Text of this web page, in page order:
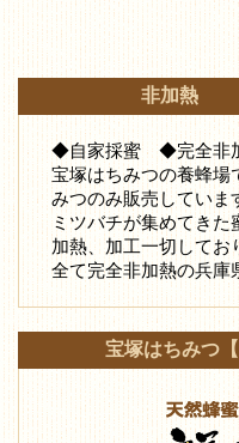
非加熱
◆自家採蜜 ◆完全非
宝塚はちみつの養蜂場
みつのみ販売していま
ミツバチが集めてきた
加熱、加工一切してお
全て完全非加熱の兵庫
宝塚はちみつ